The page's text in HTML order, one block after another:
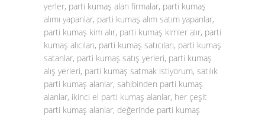
yerler, parti kumaş alan firmalar, parti kumaş
alımı yapanlar, parti kumaş alım satım yapanlar,
parti kumaş kim alır, parti kumaş kimler alır, parti
kumaş alıcıları, parti kumaş satıcıları, parti kumaş
satanlar, parti kumaş satış yerleri, parti kumaş
alış yerleri, parti kumaş satmak istiyorum, satılık
parti kumaş alanlar, sahibinden parti kumaş
alanlar, ikinci el parti kumaş alanlar, her çeşit
parti kumaş alanlar, değerinde parti kumaş